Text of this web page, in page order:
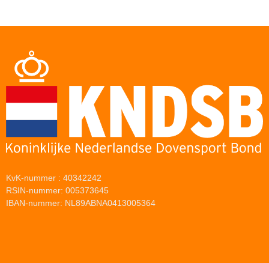
KvK-nummer : 40342242
RSIN-nummer: 005373645
IBAN-nummer: NL89ABNA0413005364